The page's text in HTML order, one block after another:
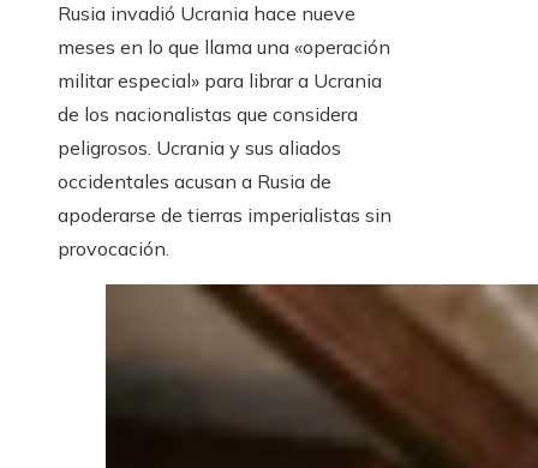
Rusia invadió Ucrania hace nueve
meses en lo que llama una «operación
militar especial» para librar a Ucrania
de los nacionalistas que considera
peligrosos. Ucrania y sus aliados
occidentales acusan a Rusia de
apoderarse de tierras imperialistas sin
provocación.